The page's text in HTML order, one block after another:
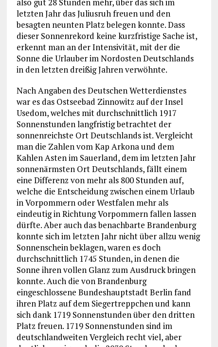
letzten Jahr das Juliusruh freuen und den
besagten neunten Platz belegen konnte. Dass
dieser Sonnenrekord keine kurzfristige Sache ist,
erkennt man an der Intensivität, mit der die
Sonne die Urlauber im Nordosten Deutschlands
in den letzten dreißig Jahren verwöhnte.
Nach Angaben des Deutschen Wetterdienstes
war es das Ostseebad Zinnowitz auf der Insel
Usedom, welches mit durchschnittlich 1917
Sonnenstunden langfristig betrachtet der
sonnenreichste Ort Deutschlands ist. Vergleicht
man die Zahlen vom Kap Arkona und dem
Kahlen Asten im Sauerland, dem im letzten Jahr
sonnenärmsten Ort Deutschlands, fällt einem
eine Differenz von mehr als 800 Stunden auf,
welche die Entscheidung zwischen einem Urlaub
in Vorpommern oder Westfalen mehr als
eindeutig in Richtung Vorpommern fallen lassen
dürfte. Aber auch das benachbarte Brandenburg
konnte sich im letzten Jahr nicht über allzu wenig
Sonnenschein beklagen, waren es doch
durchschnittlich 1745 Stunden, in denen die
Sonne ihren vollen Glanz zum Ausdruck bringen
konnte. Auch die von Brandenburg
eingeschlossene Bundeshauptstadt Berlin fand
ihren Platz auf dem Siegertreppchen und kann
sich dank 1719 Sonnenstunden über den dritten
Platz freuen. 1719 Sonnenstunden sind im
deutschlandweiten Vergleich recht viel, aber